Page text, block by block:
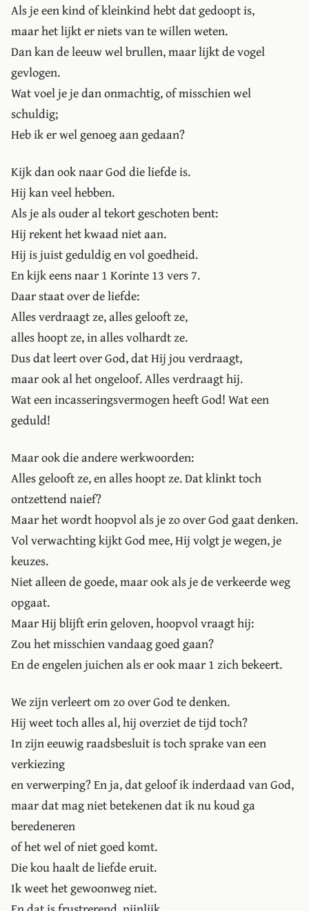
Als je een kind of kleinkind hebt dat gedoopt is,
maar het lijkt er niets van te willen weten.
Dan kan de leeuw wel brullen, maar lijkt de vogel
gevlogen.
Wat voel je je dan onmachtig, of misschien wel
schuldig;
Heb ik er wel genoeg aan gedaan?
Kijk dan ook naar God die liefde is.
Hij kan veel hebben.
Als je als ouder al tekort geschoten bent:
Hij rekent het kwaad niet aan.
Hij is juist geduldig en vol goedheid.
En kijk eens naar 1 Korinte 13 vers 7.
Daar staat over de liefde:
Alles verdraagt ze, alles gelooft ze,
alles hoopt ze, in alles volhardt ze.
Dus dat leert over God, dat Hij jou verdraagt,
maar ook al het ongeloof. Alles verdraagt hij.
Wat een incasseringsvermogen heeft God! Wat een
geduld!
Maar ook die andere werkwoorden:
Alles gelooft ze, en alles hoopt ze. Dat klinkt toch
ontzettend naief?
Maar het wordt hoopvol als je zo over God gaat denken.
Vol verwachting kijkt God mee, Hij volgt je wegen, je
keuzes.
Niet alleen de goede, maar ook als je de verkeerde weg
opgaat.
Maar Hij blijft erin geloven, hoopvol vraagt hij:
Zou het misschien vandaag goed gaan?
En de engelen juichen als er ook maar 1 zich bekeert.
We zijn verleert om zo over God te denken.
Hij weet toch alles al, hij overziet de tijd toch?
In zijn eeuwig raadsbesluit is toch sprake van een
verkiezing
en verwerping? En ja, dat geloof ik inderdaad van God,
maar dat mag niet betekenen dat ik nu koud ga
beredeneren
of het wel of niet goed komt.
Die kou haalt de liefde eruit.
Ik weet het gewoonweg niet.